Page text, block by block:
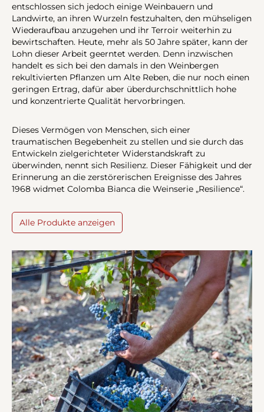
entschlossen sich jedoch einige Weinbauern und
Landwirte, an ihren Wurzeln festzuhalten, den mühseligen
Wiederaufbau anzugehen und ihr Terroir weiterhin zu
bewirtschaften. Heute, mehr als 50 Jahre später, kann der
Lohn dieser Arbeit geerntet werden. Denn inzwischen
handelt es sich bei den damals in den Weinbergen
rekultivierten Pflanzen um Alte Reben, die nur noch einen
geringen Ertrag, dafür aber überdurchschnittlich hohe
und konzentrierte Qualität hervorbringen.
Dieses Vermögen von Menschen, sich einer
traumatischen Begebenheit zu stellen und sie durch das
Entwickeln zielgerichteter Widerstandskraft zu
überwinden, nennt sich Resilienz. Dieser Fähigkeit und der
Erinnerung an die zerstörerischen Ereignisse des Jahres
1968 widmet Colomba Bianca die Weinserie „Resilience“.
Alle Produkte anzeigen